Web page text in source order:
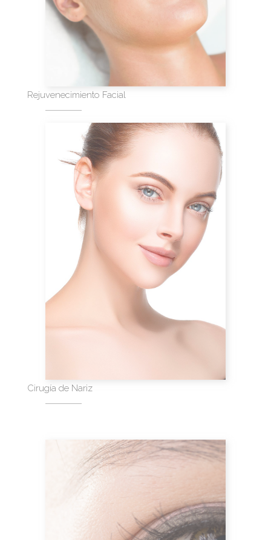
Rejuvenecimiento Facial
Cirugía de Nariz